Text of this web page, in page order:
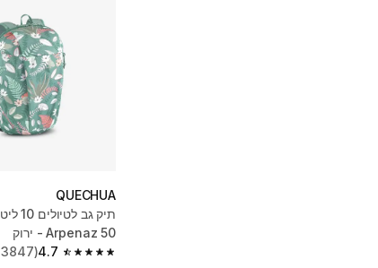
QUECHUA
Arpenaz 50 - ירוק
4.7
4.7 out of 5 stars from 23847 reviews
(23847)